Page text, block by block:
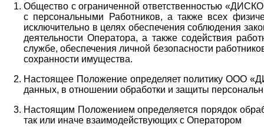
Общество с ограниченной ответственностью
с персональными Работников, а также всех
исключительно в целях обеспечения соблюдения
деятельности Оператора,а также содействия
службе, обеспечения личной безопасности
сохранности имущества.
Настоящее Положение определяет политику ООО
данных, в отношении обработки и защиты
Настоящим Положением определяется порядок
так или иначе взаимодействующих с Оператором